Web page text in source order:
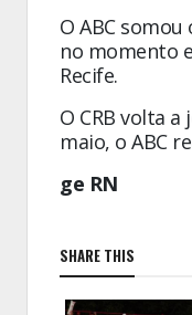
O ABC
no momento
Recife.
O CRB volta
maio, o ABC
ge RN
SHARE THIS